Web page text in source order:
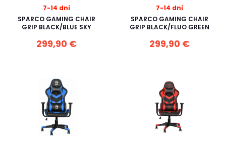
7-14 dní
SPARCO GAMING CHAIR
GRIP BLACK/BLUE SKY
299,90 €
7-14 dní
SPARCO GAMING CHAIR
GRIP BLACK/FLUO GREEN
299,90 €